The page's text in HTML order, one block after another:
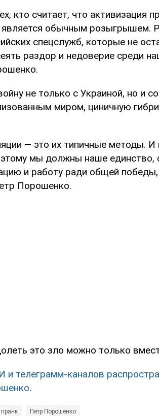
кто считает, что активизация
обычным розыгрышем.
спецслужб, которые не
раздор и недоверие среди
не только с Украиной, но и
миром, циничную
— это их типичные методы. И
мы должны наше единство,
и работу ради общей
Порошенко.
это зло можно только
и телеграмм-каналов
.
пранк Петр Порошенко